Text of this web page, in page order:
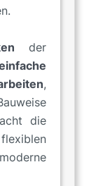
der
,
die